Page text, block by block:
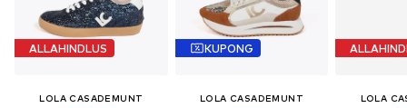
ALLAHINDLUS
LOLA CASADEMUNT
KUPONG
LOLA CASADEMUNT LOLA